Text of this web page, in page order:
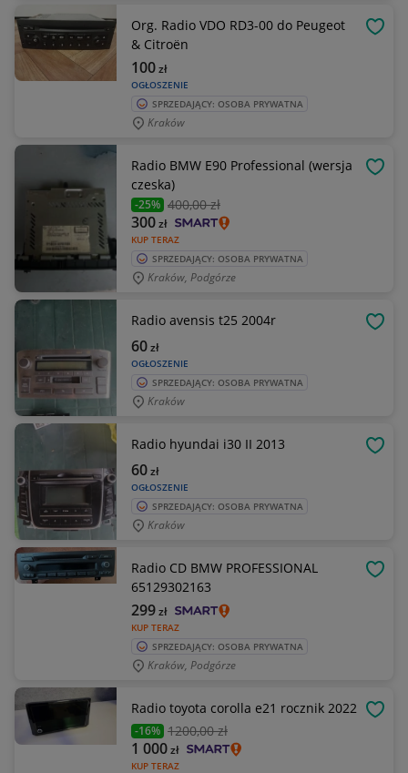
Org. Radio VDO RD3-00 do Peugeot
& Citroën
OGŁOSZENIE
100zł
SPRZEDAJĄCY: OSOBA PRYWATNA
Kraków
Radio BMW E90 Professional (wersja
czeska)
-25% 400,00 zł
KUP TERAZ
300zł
SPRZEDAJĄCY: OSOBA PRYWATNA
Kraków, Podgórze
Radio avensis t25 2004r
OGŁOSZENIE
60zł
SPRZEDAJĄCY: OSOBA PRYWATNA
Kraków
Radio hyundai i30 II 2013
OGŁOSZENIE
60zł
SPRZEDAJĄCY: OSOBA PRYWATNA
Kraków
Radio CD BMW PROFESSIONAL
65129302163
KUP TERAZ
299zł
SPRZEDAJĄCY: OSOBA PRYWATNA
Kraków, Podgórze
Radio toyota corolla e21 rocznik 2022
-16% 1200,00 zł
KUP TERAZ
1 000zł